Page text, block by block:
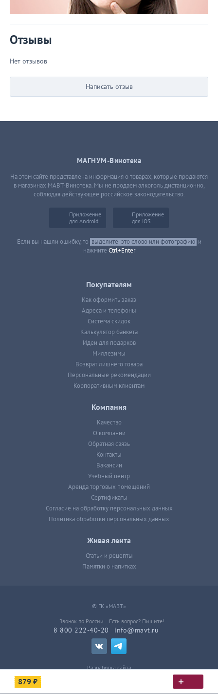
879 ₽
Отзывы
Нет отзывов
Написать отзыв
МАГНУМ-Винотека
На этом сайте представлена информация о товарах, которые продаются
в магазинах МАВТ-Винотека. Мы не продаем алкоголь дистанционно,
соблюдая действующее российское законодательство.
Приложение
для Android
Приложение
для iOS
Если вы нашли ошибку, то выделите это слово или фотографию и
нажмите Ctrl+Enter
Покупателям
Как оформить заказ
Адреса и телефоны
Система скидок
Калькулятор банкета
Идеи для подарков
Миллезимы
Возврат лишнего товара
Персональные рекомендации
Корпоративным клиентам
Компания
Качество
О компании
Обратная связь
Контакты
Вакансии
Учебный центр
Аренда торговых помещений
Сертификаты
Согласие на обработку персональных данных
Политика обработки персональных данных
Живая лента
Статьи и рецепты
Памятки о напитках
© ГК «МАВТ»
Звонок по России
8 800 222-40-20
Есть вопрос? Пишите!
info@mavt.ru
Разработка сайта